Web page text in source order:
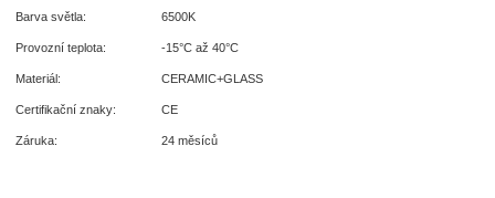
Barva světla: 6500K
Provozní teplota: -15°C až 40°C
Materiál: CERAMIC+GLASS
Certifikační znaky: CE
Záruka: 24 měsíců